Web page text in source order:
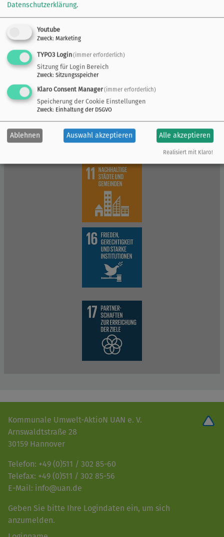
Kommunale Umwelt-AktioN UAN e. V.
Arnswaldtstraße 28
30159 Hannover
Telefon: +49 (0)511 / 302 85-60
Telefax: +49 (0)511 / 302 85-56
E-Mail: info@uan.de
Geben Sie bitte Ihre Logindaten ein, um sich
anzumelden.
Datenschutzerklärung.
Youtube
Zweck: Marketing
TYPO3 Login(immer erforderlich)
Sitzung für Login Bereich
Zweck: Sitzungsspeicher
Klaro Consent Manager(immer erforderlich)
Speicherung der Cookie Einstellungen
Zweck: Einhaltung der DSGVO
Ablehnen Auswahl akzeptieren Alle akzeptieren
Realisiert mit Klaro!